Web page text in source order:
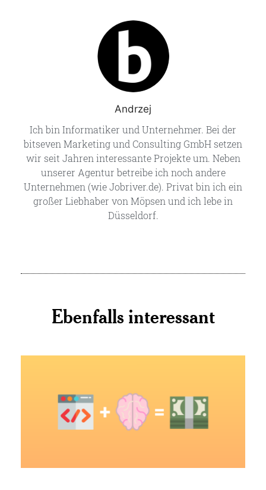
Andrzej
Ich bin Informatiker und Unternehmer. Bei der
bitseven Marketing und Consulting GmbH setzen
wir seit Jahren interessante Projekte um. Neben
unserer Agentur betreibe ich noch andere
Unternehmen (wie Jobriver.de). Privat bin ich ein
großer Liebhaber von Möpsen und ich lebe in
Düsseldorf.
Ebenfalls interessant